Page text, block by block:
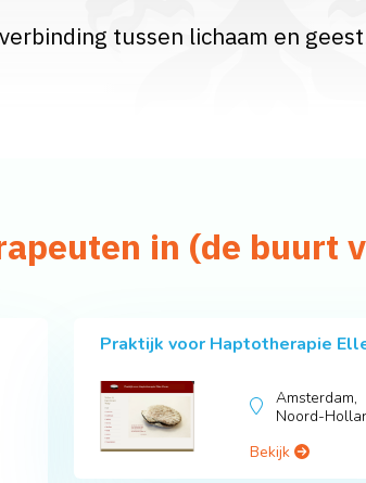
tussen lichaam en
in (de buurt
Praktijk voor Haptotherapie
Amsterdam,
Noord-
Bekijk